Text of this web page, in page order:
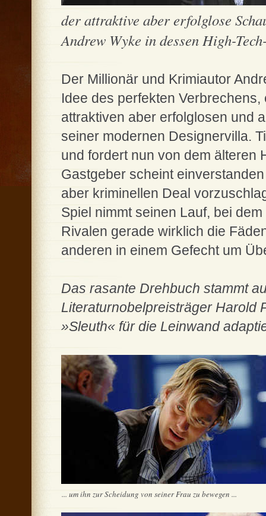
der attraktive aber erfolglose
Andrew Wyke in dessen High-
Der Millionär und Krimiautor
Idee des perfekten
attraktiven aber erfolglosen und
seiner modernen Designervilla.
und fordert nun von dem älteren
Gastgeber scheint
aber kriminellen Deal
Spiel nimmt seinen Lauf, bei
Rivalen gerade wirklich die
anderen in einem Gefecht um
Das rasante Drehbuch stammt
Literaturnobelpreisträger Harold
»Sleuth« für die Leinwand
... um ihn zur Scheidung von seiner Frau zu bewegen ...